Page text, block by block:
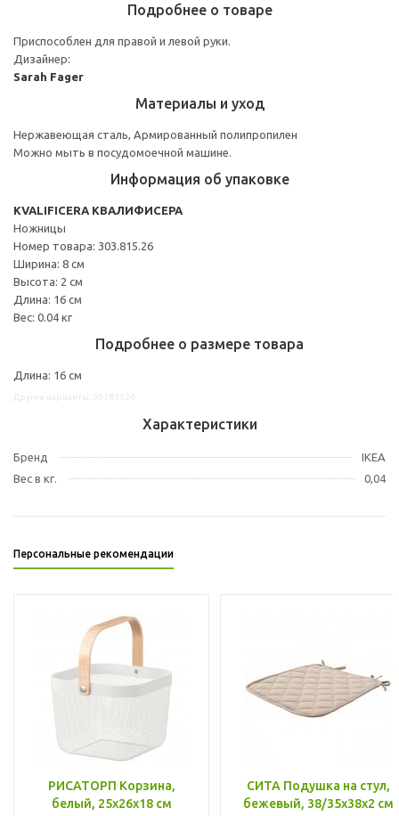
Подробнее о товаре
Приспособлен для правой и левой руки.
Дизайнер:
Sarah Fager
Материалы и уход
Нержавеющая сталь, Армированный полипропилен
Можно мыть в посудомоечной машине.
Информация об упаковке
KVALIFICERA КВАЛИФИСЕРА
Ножницы
Номер товара: 303.815.26
Ширина: 8 см
Высота: 2 см
Длина: 16 см
Вес: 0.04 кг
Подробнее о размере товара
Длина: 16 см
Характеристики
Бренд
IKEA
Вес в кг.
0,04
Персональные рекомендации
РИСАТОРП Корзина,
белый, 25x26x18 см
СИТА Подушка на стул,
бежевый, 38/35x38x2 см